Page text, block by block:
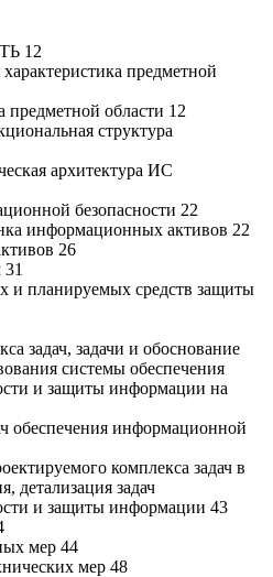
12
предметной
предметной области 12
структура
архитектура ИС
безопасности 22
информационных активов 22
26
и планируемых средств защиты
задач, задачи и обоснование
системы обеспечения
и защиты информации на
обеспечения информационной
комплекса задач в
детализация задач
и защиты информации 43
мер 44
мер 48